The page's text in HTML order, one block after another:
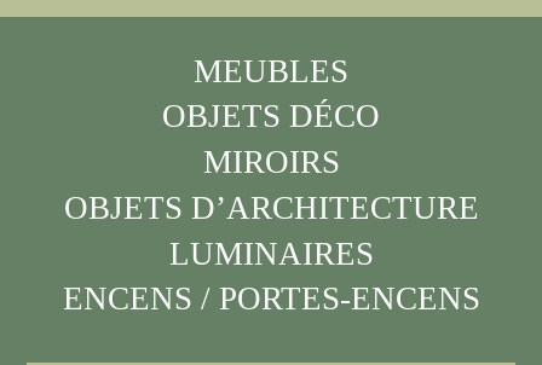
MEUBLES
OBJETS DÉCO
MIROIRS
OBJETS D’ARCHITECTURE
LUMINAIRES
ENCENS / PORTES-ENCENS